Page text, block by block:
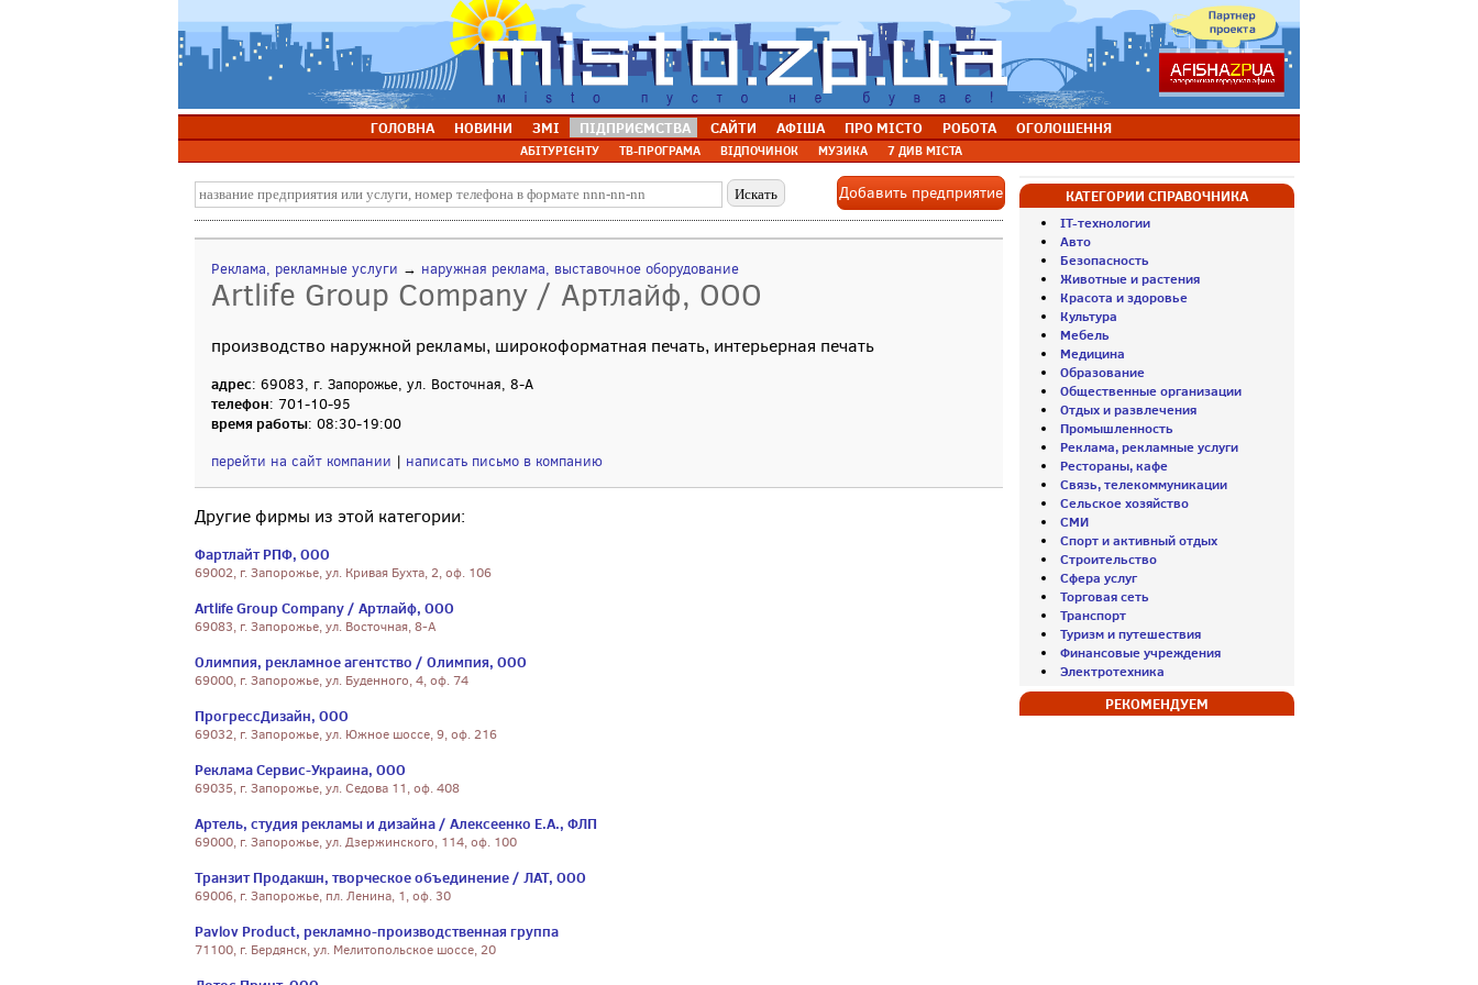
ГОЛОВНА НОВИНИ ЗМІ ПІДПРИЄМСТВА САЙТИ АФІША ПРО МІСТО РОБОТА ОГОЛОШЕННЯ
АБІТУРІЄНТУ ТВ-ПРОГРАМА ВІДПОЧИНОК МУЗИКА 7 ДИВ МІСТА
Добавить предприятие
Реклама, рекламные услуги → наружная реклама, выставочное оборудование
Artlife Group Company / Артлайф, ООО
производство наружной рекламы, широкоформатная печать, интерьерная печать
адрес: 69083, г. Запорожье, ул. Восточная, 8-А
телефон: 701-10-95
время работы: 08:30-19:00
перейти на сайт компании | написать письмо в компанию
Другие фирмы из этой категории:
Фартлайт РПФ, ООО
69002, г. Запорожье, ул. Кривая Бухта, 2, оф. 106
Artlife Group Company / Артлайф, ООО
69083, г. Запорожье, ул. Восточная, 8-А
Олимпия, рекламное агентство / Олимпия, ООО
69000, г. Запорожье, ул. Буденного, 4, оф. 74
ПрогрессДизайн, ООО
69032, г. Запорожье, ул. Южное шоссе, 9, оф. 216
Реклама Сервис-Украина, ООО
69035, г. Запорожье, ул. Седова 11, оф. 408
Артель, студия рекламы и дизайна / Алексеенко Е.А., ФЛП
69000, г. Запорожье, ул. Дзержинского, 114, оф. 100
Транзит Продакшн, творческое объединение / ЛАТ, ООО
69006, г. Запорожье, пл. Ленина, 1, оф. 30
Pavlov Product, рекламно-производственная группа
71100, г. Бердянск, ул. Мелитопольское шоссе, 20
КАТЕГОРИИ СПРАВОЧНИКА
IT-технологии
Авто
Безопасность
Животные и растения
Красота и здоровье
Культура
Мебель
Медицина
Образование
Общественные организации
Отдых и развлечения
Промышленность
Реклама, рекламные услуги
Рестораны, кафе
Связь, телекоммуникации
Сельское хозяйство
СМИ
Спорт и активный отдых
Строительство
Сфера услуг
Торговая сеть
Транспорт
Туризм и путешествия
Финансовые учреждения
Электротехника
РЕКОМЕНДУЕМ